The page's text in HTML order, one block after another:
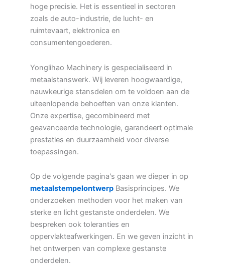
hoge precisie. Het is essentieel in sectoren
zoals de auto-industrie, de lucht- en
ruimtevaart, elektronica en
consumentengoederen.
Yonglihao Machinery is gespecialiseerd in
metaalstanswerk. Wij leveren hoogwaardige,
nauwkeurige stansdelen om te voldoen aan de
uiteenlopende behoeften van onze klanten.
Onze expertise, gecombineerd met
geavanceerde technologie, garandeert optimale
prestaties en duurzaamheid voor diverse
toepassingen.
Op de volgende pagina's gaan we dieper in op
metaalstempelontwerp Basisprincipes. We
onderzoeken methoden voor het maken van
sterke en licht gestanste onderdelen. We
bespreken ook toleranties en
oppervlakteafwerkingen. En we geven inzicht in
het ontwerpen van complexe gestanste
onderdelen.